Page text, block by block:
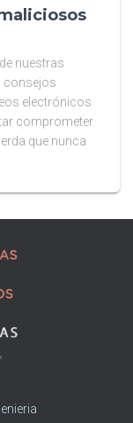
nuestras
consejos
electrónicos
comprometer
que nunca